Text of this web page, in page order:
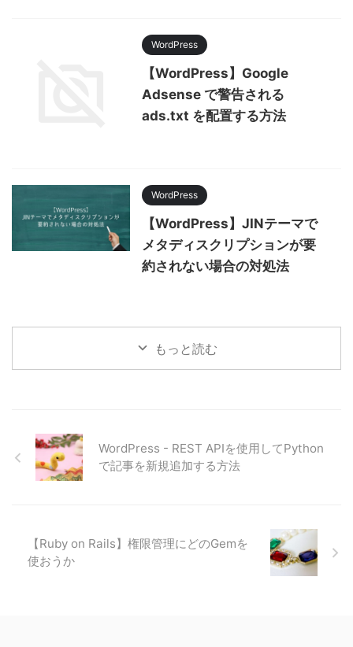
WordPress
【WordPress】Google
Adsense で警告される
ads.txt を配置する方法
WordPress
【WordPress】JINテーマで
メタディスクリプションが要
約されない場合の対処法
もっと読む
WordPress - REST APIを使用してPython
で記事を新規追加する方法
【Ruby on Rails】権限管理にどのGemを
使おうか